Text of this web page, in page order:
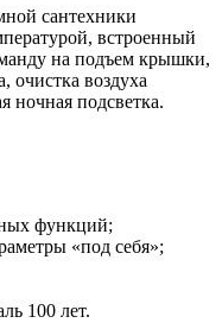
сантехники
встроенный
на подъем крышки,
очистка воздуха
ночная подсветка.
функций;
«под себя»;
100 лет.